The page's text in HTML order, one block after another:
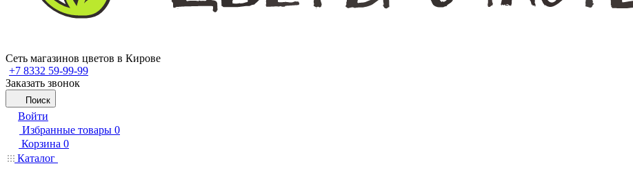
Сеть магазинов цветов в Кирове
+7 8332 59-99-99
Заказать звонок
Поиск
Войти
Избранные товары 0
Корзина 0
Каталог